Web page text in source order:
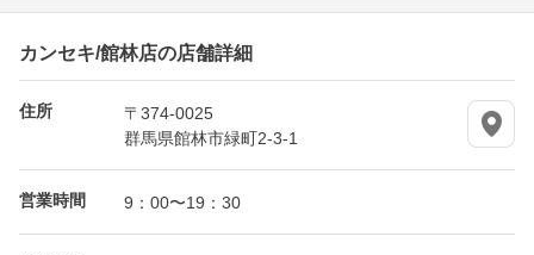
カンセキ/館林店の店舗詳細
住所
〒374-0025
群馬県館林市緑町2-3-1
営業時間 9：00〜19：30